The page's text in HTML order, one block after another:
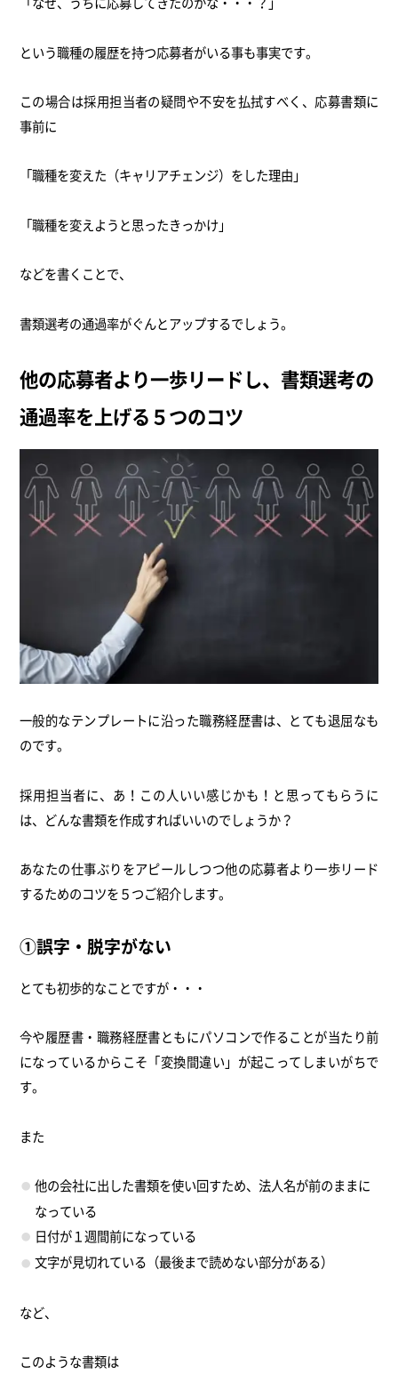
という職種の履歴を持つ応募者がいる事も事実です。
この場合は採用担当者の疑問や不安を払拭すべく、応募書類に
事前に
「職種を変えた（キャリアチェンジ）をした理由」
「職種を変えようと思ったきっかけ」
などを書くことで、
書類選考の通過率がぐんとアップするでしょう。
他の応募者より一歩リードし、書類選考の
通過率を上げる５つのコツ
一般的なテンプレートに沿った職務経歴書は、とても退屈なも
のです。
採用担当者に、あ！この人いい感じかも！と思ってもらうに
は、どんな書類を作成すればいいのでしょうか？
あなたの仕事ぶりをアピールしつつ他の応募者より一歩リード
するためのコツを５つご紹介します。
①誤字・脱字がない
とても初歩的なことですが・・・
今や履歴書・職務経歴書ともにパソコンで作ることが当たり前
になっているからこそ「変換間違い」が起こってしまいがちで
す。
また
他の会社に出した書類を使い回すため、法人名が前のままに
なっている
日付が１週間前になっている
文字が見切れている（最後まで読めない部分がある）
など、
このような書類は